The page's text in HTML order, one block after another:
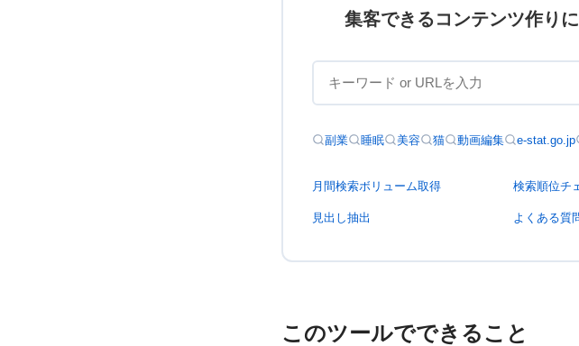
集客できるコンテンツ作り
副業 睡眠 美容 猫 動画編集 e-stat.go.jp
月間検索ボリューム取得 検索順位チ
見出し抽出 よくある質
このツールでできること